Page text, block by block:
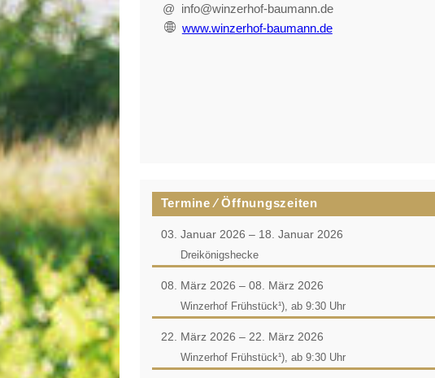
@ info@winzerhof-baumann.de
www.winzerhof-baumann.de
Termine ⁄ Öffnungszeiten
03. Januar 2026 – 18. Januar 2026
Dreikönigshecke
08. März 2026 – 08. März 2026
Winzerhof Frühstück¹), ab 9:30 Uhr
22. März 2026 – 22. März 2026
Winzerhof Frühstück¹), ab 9:30 Uhr